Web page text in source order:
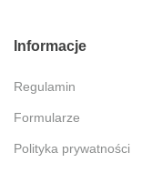
Informacje
Regulamin
Formularze
Polityka prywatności